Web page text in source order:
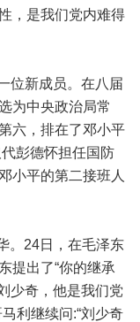
，是我们党内难得
位新成员。在八届
为中央政治局常
六，排在了邓小平
彭德怀担任国防
小平的第二接班人
24日，在毛泽东
提出了“你的继承
少奇，他是我们党
利继续问:“刘少奇